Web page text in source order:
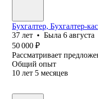
Бухгалтер, Бухгалтер-
37 лет • Была 6 августа
50 000 ₽
Рассматривает
Общий опыт
10 лет 5 месяцев